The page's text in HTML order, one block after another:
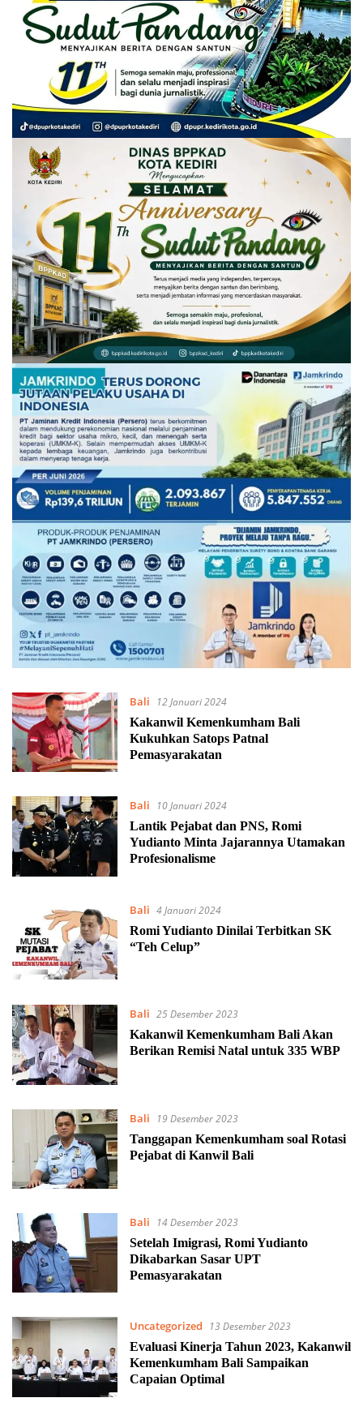
Bali
12 Januari 2024
Kakanwil Kemenkumham Bali
Kukuhkan Satops Patnal
Pemasyarakatan
Bali
10 Januari 2024
Lantik Pejabat dan PNS, Romi
Yudianto Minta Jajarannya Utamakan
Profesionalisme
Bali 4 Januari 2024
Romi Yudianto Dinilai Terbitkan SK
“Teh Celup”
Bali 25 Desember 2023
Kakanwil Kemenkumham Bali Akan
Berikan Remisi Natal untuk 335 WBP
Bali
19 Desember 2023
Tanggapan Kemenkumham soal Rotasi
Pejabat di Kanwil Bali
Bali
14 Desember 2023
Setelah Imigrasi, Romi Yudianto
Dikabarkan Sasar UPT
Pemasyarakatan
Uncategorized
13 Desember 2023
Evaluasi Kinerja Tahun 2023, Kakanwil
Kemenkumham Bali Sampaikan
Capaian Optimal